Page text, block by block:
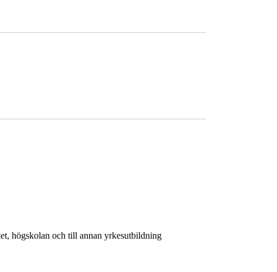
högskolan och till annan yrkesutbildning